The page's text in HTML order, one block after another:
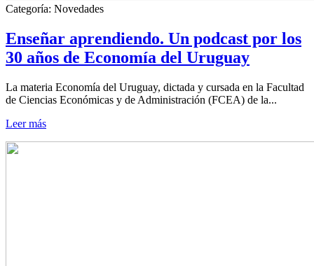
Categoría: Novedades
Enseñar aprendiendo. Un podcast por los
30 años de Economía del Uruguay
La materia Economía del Uruguay, dictada y cursada en la Facultad
de Ciencias Económicas y de Administración (FCEA) de la...
Leer más